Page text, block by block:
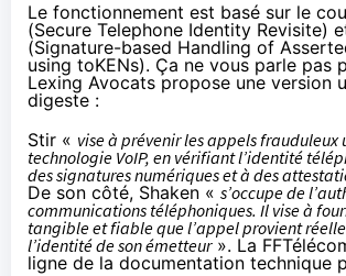
Le fonctionnement est basé sur le
(Secure Telephone Identity Revisite)
(Signature-based Handling of
using toKENs). Ça ne vous parle pas
Lexing Avocats propose une version
digeste :
Stir « vise à prévenir les appels frauduleux
technologie VoIP, en vérifiant l’identité
des signatures numériques et à des
De son côté, Shaken « s’occupe de
communications téléphoniques. Il vise à
tangible et fiable que l’appel provient
l’identité de son émetteur». La
ligne de la documentation technique